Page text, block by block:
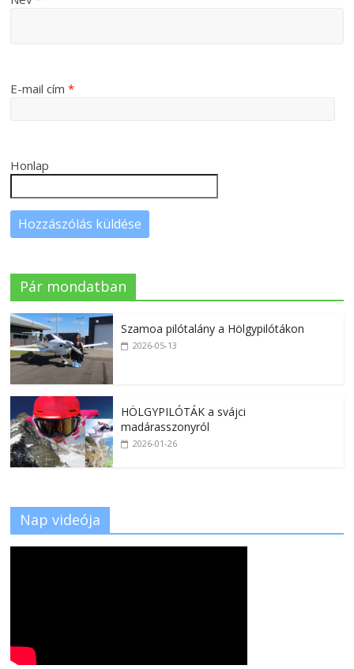
E-mail cím*
Honlap
Pár mondatban
Szamoa pilótalány a Hölgypilótákon
2026-05-13
HÖLGYPILÓTÁK a svájci
madárasszonyról
2026-01-26
Nap videója